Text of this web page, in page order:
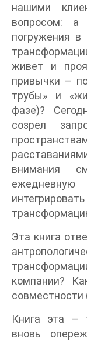
нашими
вопросом:
погружения в
живет и
привычки –
трубы» и
фазе)?
созрел
внимания
Эта книга
компании?
совместности
Книга эта –
вновь